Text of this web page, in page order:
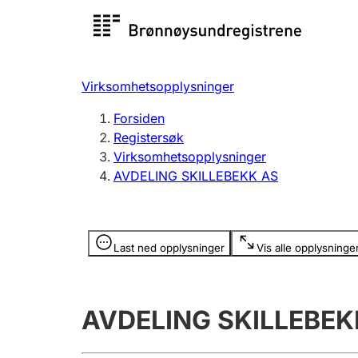
Registersøk
Registrere, endre, slette
Virksomhetsopplysninger
Forsiden
Registersøk
Virksomhetsopplysninger
AVDELING SKILLEBEKK AS
Last ned opplysninger Vis alle
Opplysninger er skjult
AVDELING